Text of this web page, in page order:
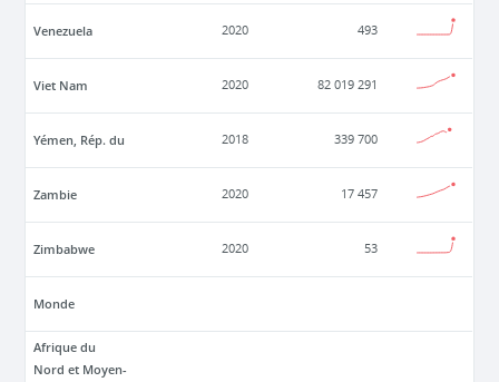
Venezuela 2020 493
Viet Nam 2020 82 019 291
Yémen, Rép. du 2018 339 700
Zambie 2020 17 457
Zimbabwe 2020 53
Monde
Afrique du
Nord et Moyen-